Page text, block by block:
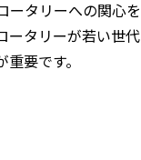
ータリーへの関心を
ータリーが若い世代
要です。